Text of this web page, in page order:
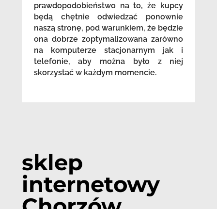
prawdopodobieństwo na to, że kupcy
będą chętnie odwiedzać ponownie
naszą stronę, pod warunkiem, że będzie
ona dobrze zoptymalizowana zarówno
na komputerze stacjonarnym jak i
telefonie, aby można było z niej
skorzystać w każdym momencie.
sklep
internetowy